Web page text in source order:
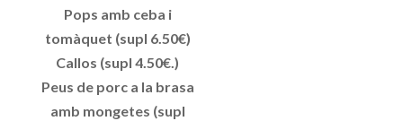
Pops amb ceba i
tomàquet (supl 6.50€)
Callos (supl 4.50€.)
Peus de porc a la brasa
amb mongetes (supl